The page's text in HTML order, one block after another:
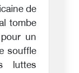
de
tombe
un
souffle
luttes